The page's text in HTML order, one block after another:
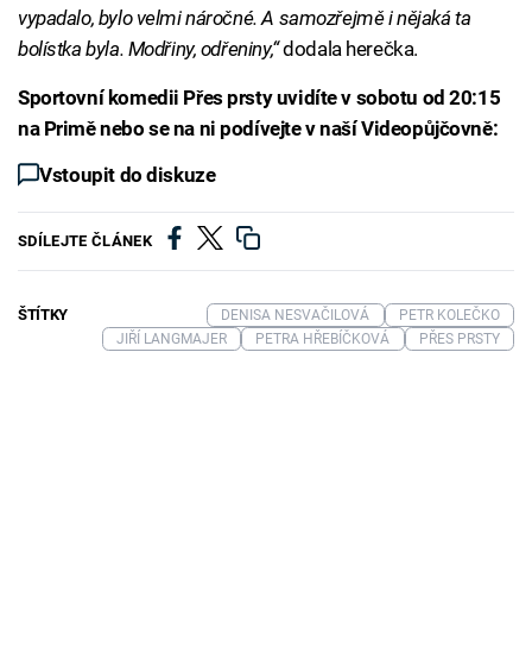
vypadalo, bylo velmi náročné. A samozřejmě i nějaká ta
bolístka byla. Modřiny, odřeniny,“dodala herečka.
Sportovní komedii Přes prsty uvidíte v sobotu od 20:15
na Primě nebo se na ni podívejte v naší Videopůjčovně:
Vstoupit do diskuze
SDÍLEJTE ČLÁNEK
ŠTÍTKY DENISA NESVAČILOVÁ
PETR KOLEČKO
JIŘÍ LANGMAJER
PETRA HŘEBÍČKOVÁ PŘES PRSTY